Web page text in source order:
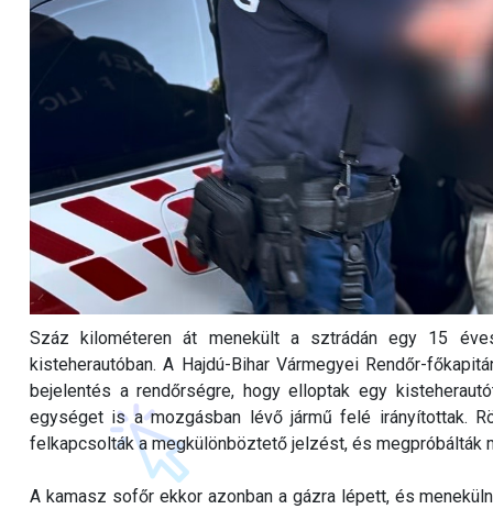
Száz kilométeren át menekült a sztrádán egy 15
kisteherautóban. A Hajdú-Bihar Vármegyei Rendőr-
bejelentés a rendőrségre, hogy elloptak egy
egységet is a mozgásban lévő jármű felé irányítottak.
felkapcsolták a megkülönböztető jelzést, és megpróbálták
A kamasz sofőr ekkor azonban a gázra lépett, és